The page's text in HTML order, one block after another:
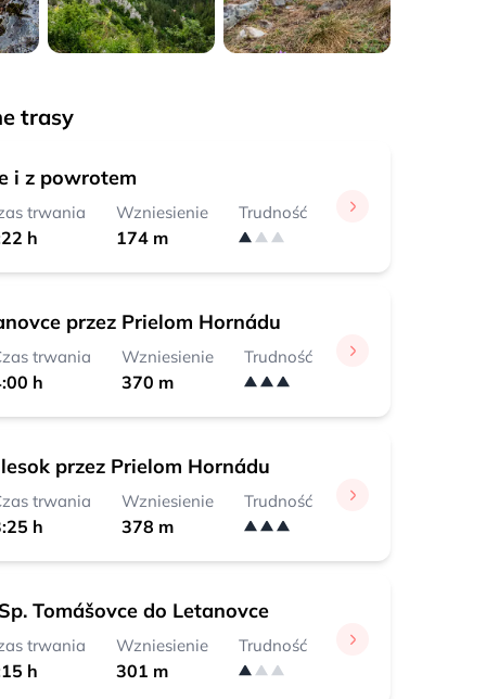
trasy
i z powrotem
trwania
h
Wzniesienie
174 m
Trudność
przez Prielom Hornádu
trwania
h
Wzniesienie
370 m
Trudność
przez Prielom Hornádu
trwania
h
Wzniesienie
378 m
Trudność
Tomášovce do Letanovce
trwania
h
Wzniesienie
301 m
Trudność